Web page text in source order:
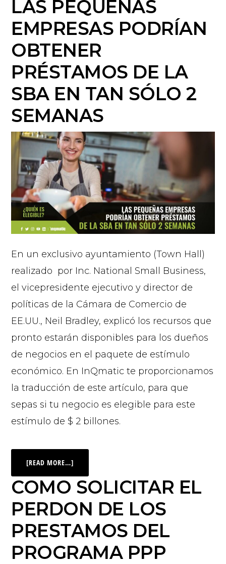
LAS PEQUEÑAS
EMPRESAS PODRÍAN
OBTENER
PRÉSTAMOS DE LA
SBA EN TAN SÓLO 2
SEMANAS
En un exclusivo ayuntamiento (Town Hall)
realizado por Inc. National Small Business,
el vicepresidente ejecutivo y director de
políticas de la Cámara de Comercio de
EE.UU., Neil Bradley, explicó los recursos que
pronto estarán disponibles para los dueños
de negocios en el paquete de estímulo
económico. En InQmatic te proporcionamos
la traducción de este artículo, para que
sepas si tu negocio es elegible para este
estímulo de $ 2 billones.
[READ MORE…]
COMO SOLICITAR EL
PERDON DE LOS
PRESTAMOS DEL
PROGRAMA PPP